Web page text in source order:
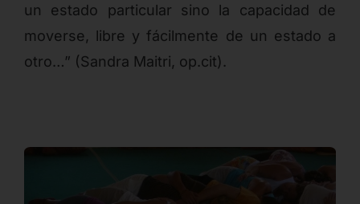
un estado particular sino la capacidad de
moverse, libre y fácilmente de un estado a
otro…” (Sandra Maitri, op.cit).